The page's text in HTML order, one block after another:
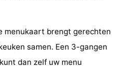
menukaart brengt gerechten
samen. Een 3-gangen
dan zelf uw menu